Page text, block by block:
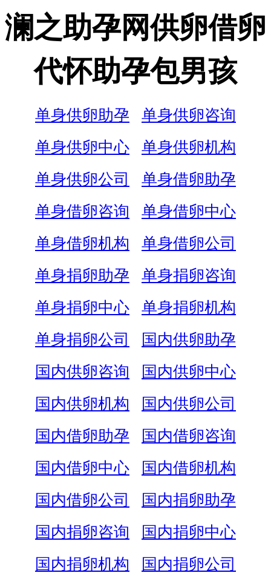
澜之助孕网供卵借卵
代怀助孕包男孩
单身供卵助孕
单身供卵咨询
单身供卵中心
单身供卵机构
单身供卵公司
单身借卵助孕
单身借卵咨询
单身借卵中心
单身借卵机构
单身借卵公司
单身捐卵助孕
单身捐卵咨询
单身捐卵中心
单身捐卵机构
单身捐卵公司
国内供卵助孕
国内供卵咨询
国内供卵中心
国内供卵机构
国内供卵公司
国内借卵助孕
国内借卵咨询
国内借卵中心
国内借卵机构
国内借卵公司
国内捐卵助孕
国内捐卵咨询
国内捐卵中心
国内捐卵机构
国内捐卵公司